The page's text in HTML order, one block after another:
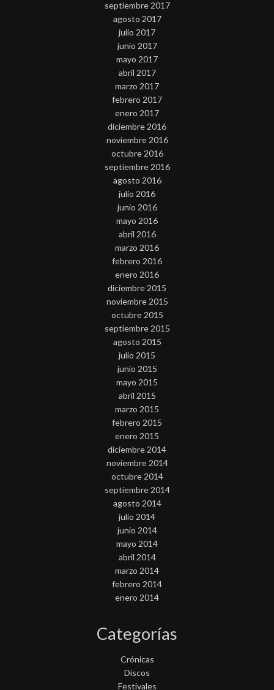
septiembre 2017
agosto 2017
julio 2017
junio 2017
mayo 2017
abril 2017
marzo 2017
febrero 2017
enero 2017
diciembre 2016
noviembre 2016
octubre 2016
septiembre 2016
agosto 2016
julio 2016
junio 2016
mayo 2016
abril 2016
marzo 2016
febrero 2016
enero 2016
diciembre 2015
noviembre 2015
octubre 2015
septiembre 2015
agosto 2015
julio 2015
junio 2015
mayo 2015
abril 2015
marzo 2015
febrero 2015
enero 2015
diciembre 2014
noviembre 2014
octubre 2014
septiembre 2014
agosto 2014
julio 2014
junio 2014
mayo 2014
abril 2014
marzo 2014
febrero 2014
enero 2014
Categorías
Crónicas
Discos
Festivales